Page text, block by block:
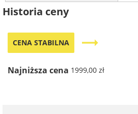
Historia ceny
CENA STABILNA trending_flat
Najniższa cena 1999,00 zł